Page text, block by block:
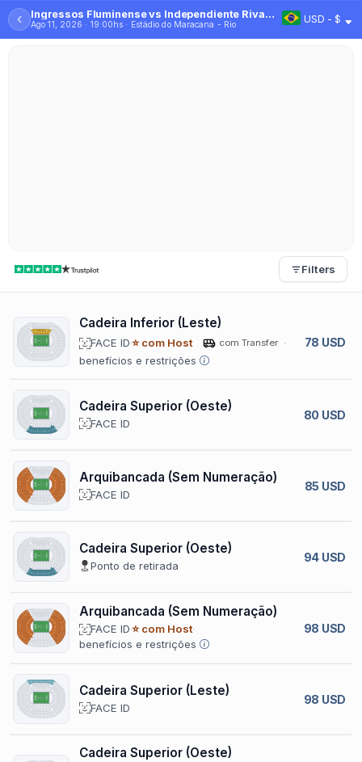
‹ Ingressos Fluminense vs Independiente Rivadavia - 2026
Ago 11, 2026 · 19:00hs · Estádio do Maracana - Rio USD - $
Filters
Cadeira Inferior (Leste)
FACE ID⭐ com Host com Transfer
benefícios e restrições
78 USD
Cadeira Superior (Oeste)
FACE ID
80 USD
Arquibancada (Sem Numeração)
FACE ID
85 USD
Cadeira Superior (Oeste)
Ponto de retirada
94 USD
Arquibancada (Sem Numeração)
FACE ID⭐ com Host
benefícios e restrições
98 USD
Cadeira Superior (Leste)
FACE ID
98 USD
Cadeira Superior (Oeste)